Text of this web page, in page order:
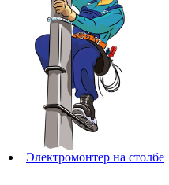
Электромонтер на столбе